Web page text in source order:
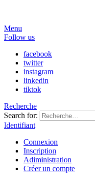
Menu
Follow us
facebook
twitter
instagram
linkedin
tiktok
Recherche
Search for:
Identifiant
Connexion
Inscription
Adiministration
Créer un compte